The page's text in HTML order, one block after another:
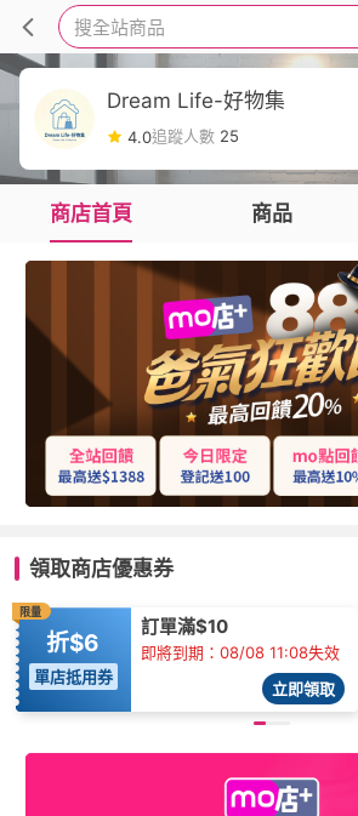
搜全站商品
Dream Life-好物集
4.0追蹤人數 25
商店首頁 商品
領取商店優惠券
限量
折$6
單店抵用券
訂單滿$10
即將到期：08/08 11:08失效
立即領取